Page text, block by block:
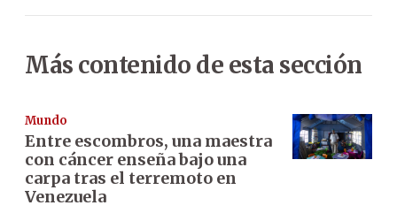
Más contenido de esta sección
Mundo
Entre escombros, una maestra
con cáncer enseña bajo una
carpa tras el terremoto en
Venezuela